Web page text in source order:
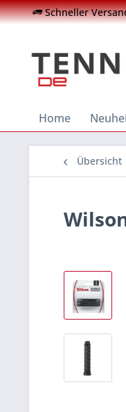
Schneller
Home
Übersicht